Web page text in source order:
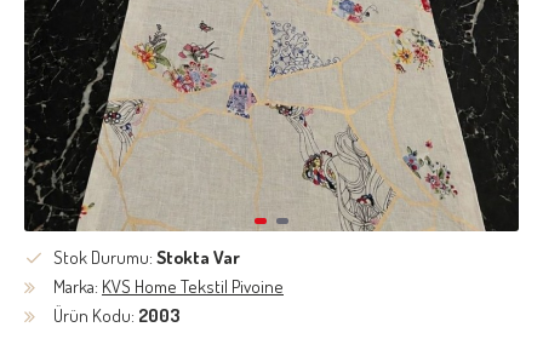
Stok Durumu: Stokta Var
Marka: KVS Home Tekstil Pivoine
Ürün Kodu: 2003